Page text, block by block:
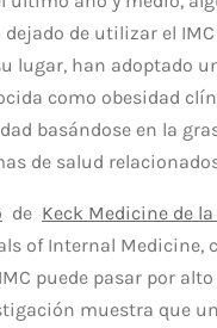
de utilizar el
lugar, han adoptado
como obesidad
basándose en la
de salud
de Keck Medicine de la
of Internal Medicine,
puede pasar por
muestra que